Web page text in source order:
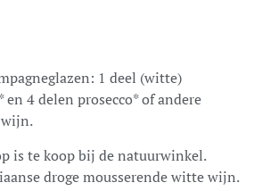
1 deel (witte)
4 delen prosecco* of andere
is te koop bij de natuurwinkel.
droge mousserende witte wijn.